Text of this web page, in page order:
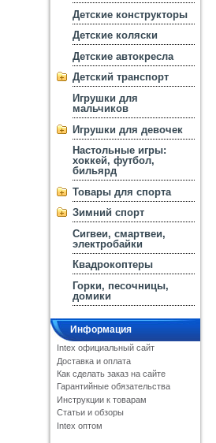
Детские конструкторы
Детские коляски
Детские автокресла
Детский транспорт
Игрушки для
мальчиков
Игрушки для девочек
Настольные игры:
хоккей, футбол,
бильярд
Товары для спорта
Зимний спорт
Сигвеи, смартвеи,
электробайки
Квадрокоптеры
Горки, песочницы,
домики
Информация
Intex официальный сайт
Доставка и оплата
Как сделать заказ на сайте
Гарантийные обязательства
Инструкции к товарам
Статьи и обзоры
Intex оптом